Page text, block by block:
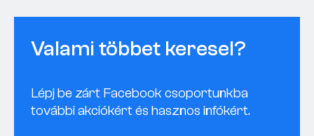
Valami többet keresel?
Lépj be zárt Facebook csoportunkba
további akciókért és hasznos infókért.